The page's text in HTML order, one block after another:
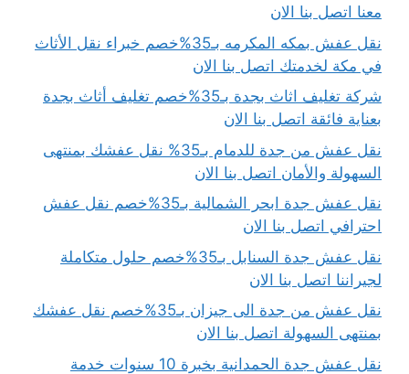
معنا اتصل بنا الان
نقل عفش بمكه المكرمه بـ35%خصم خبراء نقل الأثاث
في مكة لخدمتك اتصل بنا الان
شركة تغليف اثاث بجدة بـ35%خصم تغليف أثاث بجدة
بعناية فائقة اتصل بنا الان
نقل عفش من جدة للدمام بـ35% نقل عفشك بمنتهى
السهولة والأمان اتصل بنا الان
نقل عفش جدة ابحر الشمالية بـ35%خصم نقل عفش
احترافي اتصل بنا الان
نقل عفش جدة السنابل بـ35%خصم حلول متكاملة
لجيراننا اتصل بنا الان
نقل عفش من جدة الى جيزان بـ35%خصم نقل عفشك
بمنتهى السهولة اتصل بنا الان
نقل عفش جدة الحمدانية بخبرة 10 سنوات خدمة